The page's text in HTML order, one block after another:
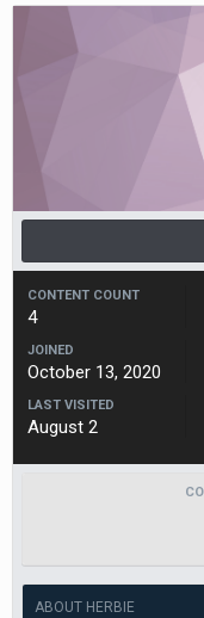
CONTENT COUNT
4
JOINED
October 13, 2020
LAST VISITED
August 2
ABOUT HERBIE